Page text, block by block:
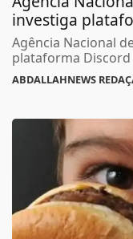
investiga
Agência Nacional
plataforma Discord
ABDALLAHNEWS